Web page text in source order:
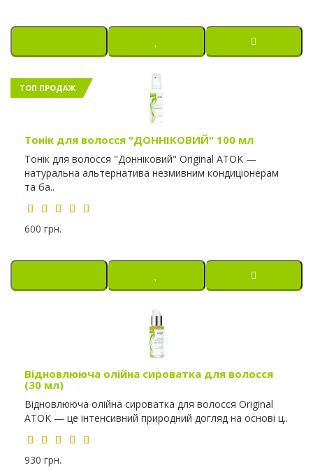
ТОП ПРОДАЖ
Тонік для волосся "ДОННІКОВИЙ" 100 мл
Тонік для волосся "Донніковий" Original ATOK —
натуральна альтернатива незмивним кондиціонерам
та ба..
600 грн.
Відновлююча олійна сироватка для волосся
(30 мл)
Відновлююча олійна сироватка для волосся Original
ATOK — це інтенсивний природний догляд на основі ц..
930 грн.